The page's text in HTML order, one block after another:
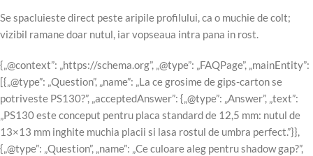
Se spacluieste direct peste aripile profilului, ca o muchie de colt;
vizibil ramane doar nutul, iar vopseaua intra pana in rost.
{„@context”: „https://schema.org”, „@type”: „FAQPage”, „mainEntity”:
[{„@type”: „Question”, „name”: „La ce grosime de gips-carton se
potriveste PS130?”, „acceptedAnswer”: {„@type”: „Answer”, „text”:
„PS130 este conceput pentru placa standard de 12,5 mm: nutul de
13×13 mm inghite muchia placii si lasa rostul de umbra perfect.”}},
{„@type”: „Question”, „name”: „Ce culoare aleg pentru shadow gap?”,